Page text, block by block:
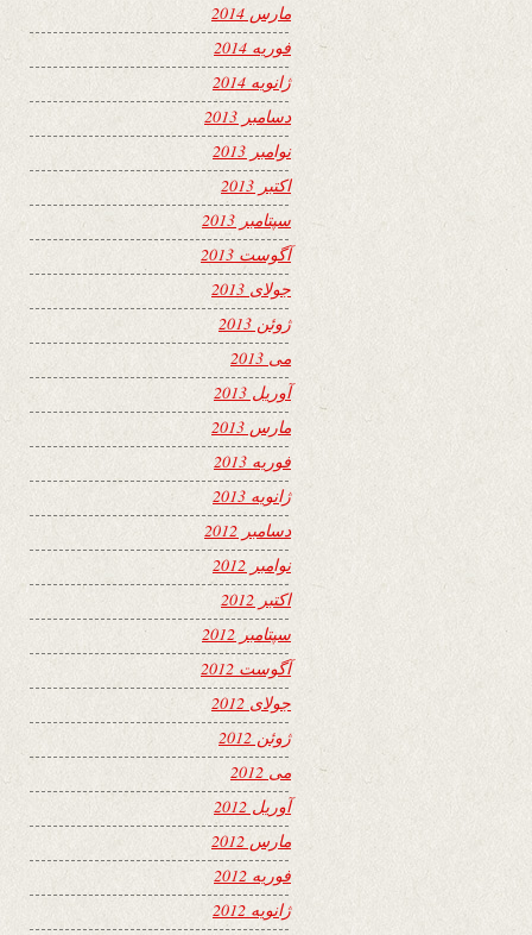
مارس 2014
فوریه 2014
ژانویه 2014
دسامبر 2013
نوامبر 2013
اکتبر 2013
سپتامبر 2013
آگوست 2013
جولای 2013
ژوئن 2013
می 2013
آوریل 2013
مارس 2013
فوریه 2013
ژانویه 2013
دسامبر 2012
نوامبر 2012
اکتبر 2012
سپتامبر 2012
آگوست 2012
جولای 2012
ژوئن 2012
می 2012
آوریل 2012
مارس 2012
فوریه 2012
ژانویه 2012